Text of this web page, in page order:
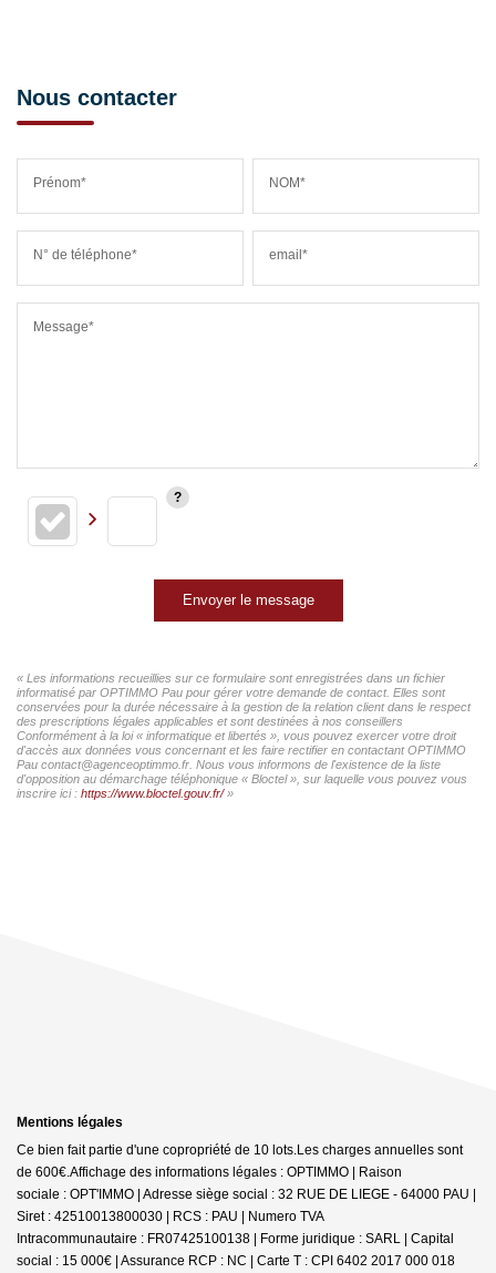
Nous contacter
Prénom* NOM*
N° de téléphone* email*
Message*
Envoyer le message
« Les informations recueillies sur ce formulaire sont enregistrées dans un fichier
informatisé par OPTIMMO Pau pour gérer votre demande de contact. Elles sont
conservées pour la durée nécessaire à la gestion de la relation client dans le respect
des prescriptions légales applicables et sont destinées à nos conseillers
Conformément à la loi « informatique et libertés », vous pouvez exercer votre droit
d'accès aux données vous concernant et les faire rectifier en contactant OPTIMMO
Pau contact@agenceoptimmo.fr. Nous vous informons de l'existence de la liste
d'opposition au démarchage téléphonique « Bloctel », sur laquelle vous pouvez vous
inscrire ici : https://www.bloctel.gouv.fr/»
Mentions légales
Ce bien fait partie d'une copropriété de 10 lots.Les charges annuelles sont
de 600€. Affichage des informations légales : OPTIMMO | Raison
sociale : OPT'IMMO | Adresse siège social : 32 RUE DE LIEGE - 64000 PAU |
Siret : 42510013800030 | RCS : PAU | Numero TVA
Intracommunautaire : FR07425100138 | Forme juridique : SARL | Capital
social : 15 000€ | Assurance RCP : NC | Carte T : CPI 6402 2017 000 018